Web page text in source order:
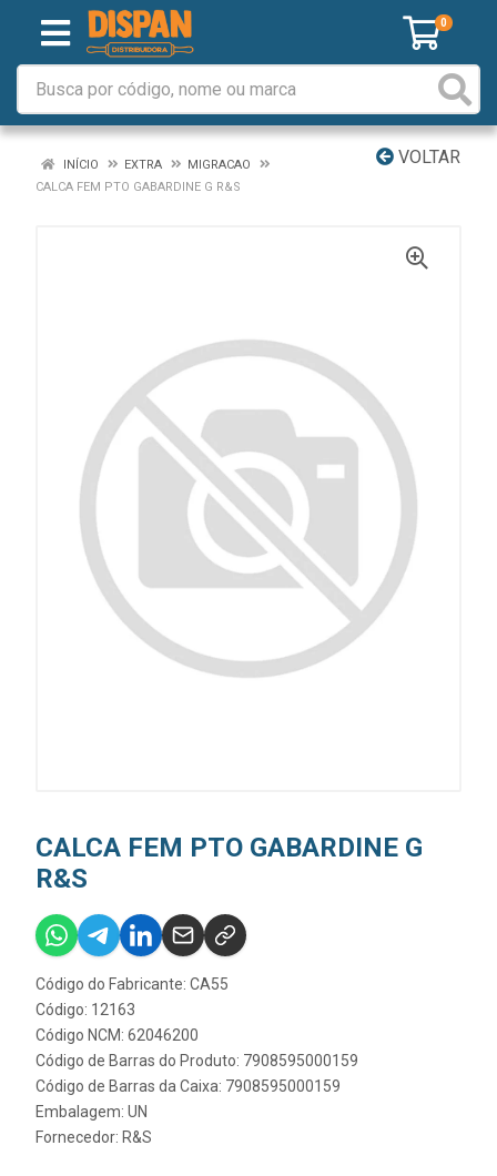
0
VOLTAR
INÍCIO EXTRA
MIGRACAO
CALCA FEM PTO GABARDINE G R&S
CALCA FEM PTO GABARDINE G
R&S
Código do Fabricante: CA55
Código: 12163
Código NCM: 62046200
Código de Barras do Produto: 7908595000159
Código de Barras da Caixa: 7908595000159
Embalagem: UN
Fornecedor: R&S